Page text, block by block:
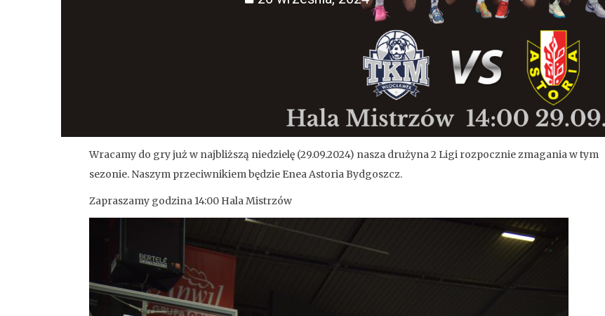
Wracamy do gry już w najbliższą niedzielę (29.09.2024) nasza drużyna 2 Ligi rozpocznie zmagania w tym
sezonie. Naszym przeciwnikiem będzie Enea Astoria Bydgoszcz.
Zapraszamy godzina 14:00 Hala Mistrzów